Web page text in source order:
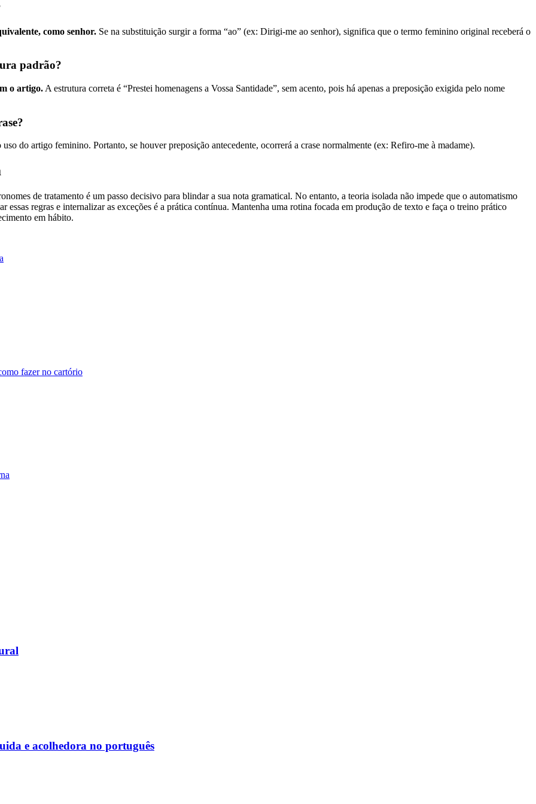
como senhor. Se na substituição surgir a forma “ao” (ex: Dirigi-me ao senhor), significa que o termo feminino original receberá o
padrão?
o artigo. A estrutura correta é “Prestei homenagens a Vossa Santidade”, sem acento, pois há apenas a preposição exigida pelo nome
do artigo feminino. Portanto, se houver preposição antecedente, ocorrerá a crase normalmente (ex: Refiro-me à madame).
de tratamento é um passo decisivo para blindar a sua nota gramatical. No entanto, a teoria isolada não impede que o automatismo
essas regras e internalizar as exceções é a prática contínua. Mantenha uma rotina focada em produção de texto e faça o treino prático
em hábito.
fazer no cartório
e acolhedora no português